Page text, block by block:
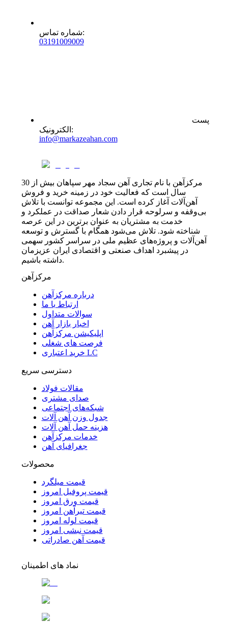
شماره تماس:
03191009009
پست
الکترونیک :
info@markazeahan.com
مرکزآهن با نام تجاری آهن سجاد مهر سپاهان بیش از 30
سال است که فعالیت خود در زمینه خرید و فروش
آهن‌آلات آغاز کرده است. این مجموعه توانست با تلاش
بی‌وقفه و سرلوحه قرار دادن شعار صداقت در عملکرد و
خدمت به مشتریان به عنوان برترین در این عرصه
شناخته شود. تلاش می‌شود همگام با گسترش و توسعه
آهن‌آلات و پروژه‌های عظیم ملی در سراسر کشور سهمی
در پیشبرد اهداف صنعتی و اقتصادی ایران عزیزمان
داشته باشیم.
مرکزآهن
درباره مرکزآهن
ارتباط با ما
سوالات متداول
اخبار بازار آهن
اپلیکیشن مرکزآهن
فرصت های شغلی
خرید اعتباری LC
دسترسی سریع
مقالات فولاد
صدای مشتری
شبکه‌های اجتماعی
جدول وزن آهن آلات
هزینه حمل آهن آلات
خدمات مرکزآهن
جغرافیای آهن
محصولات
قیمت میلگرد
قیمت پروفیل امروز
قیمت ورق امروز
قیمت تیرآهن امروز
قیمت لوله امروز
قیمت نبشی امروز
قیمت آهن صادراتی
نماد های اطمینان